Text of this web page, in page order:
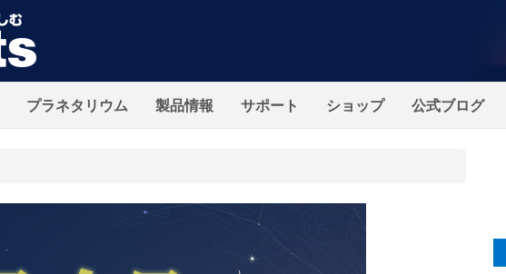
プラネタリウム 製品情報 サポート ショップ 公式ブログ